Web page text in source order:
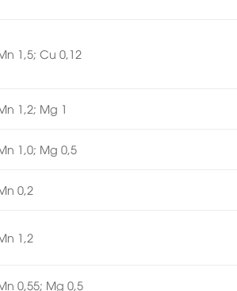
1,5; Cu 0,12
1,2; Mg 1
1,0; Mg 0,5
0,2
1,2
0,55; Mg 0,5